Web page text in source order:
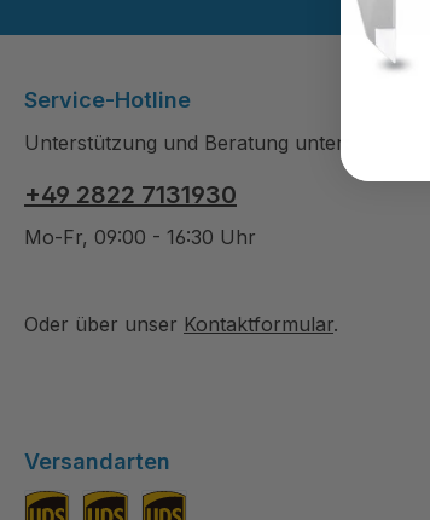
Service-Hotline
Unterstützung und Beratung unter:
+49 2822 7131930
Mo-Fr, 09:00 - 16:30 Uhr
Oder über unser Kontaktformular.
Versandarten